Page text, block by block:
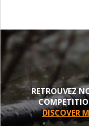
RETROUVEZ
DISCOVER